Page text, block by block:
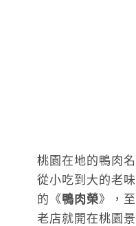
桃園在地的鴨肉
從小吃到大的老
的《鴨肉榮》，
老店就開在桃園